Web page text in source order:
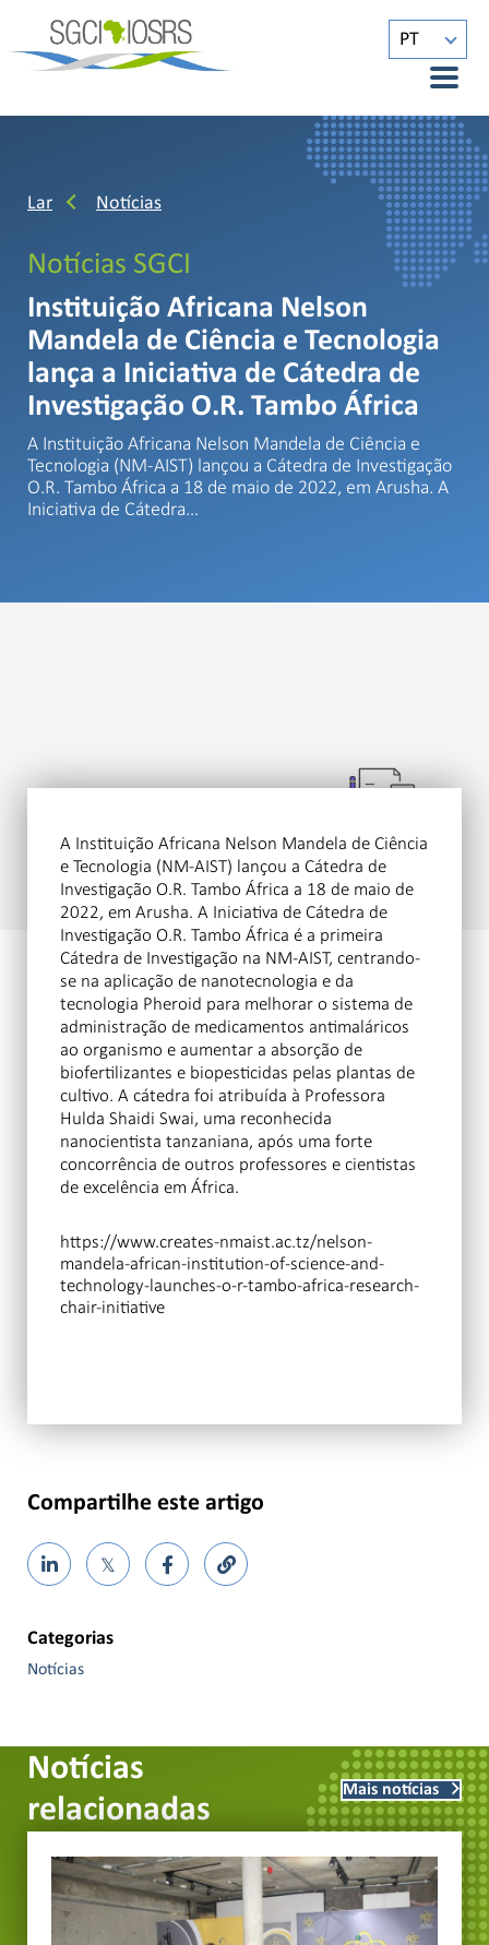
PT
Lar Notícias
Notícias SGCI
Instituição Africana Nelson
Mandela de Ciência e Tecnologia
lança a Iniciativa de Cátedra de
Investigação O.R. Tambo África
A Instituição Africana Nelson Mandela de Ciência e
Tecnologia (NM-AIST) lançou a Cátedra de Investigação
O.R. Tambo África a 18 de maio de 2022, em Arusha. A
Iniciativa de Cátedra…
A Instituição Africana Nelson Mandela de Ciência
e Tecnologia (NM-AIST) lançou a Cátedra de
Investigação O.R. Tambo África a 18 de maio de
2022, em Arusha. A Iniciativa de Cátedra de
Investigação O.R. Tambo África é a primeira
Cátedra de Investigação na NM-AIST, centrando-
se na aplicação de nanotecnologia e da
tecnologia Pheroid para melhorar o sistema de
administração de medicamentos antimaláricos
ao organismo e aumentar a absorção de
biofertilizantes e biopesticidas pelas plantas de
cultivo. A cátedra foi atribuída à Professora
Hulda Shaidi Swai, uma reconhecida
nanocientista tanzaniana, após uma forte
concorrência de outros professores e cientistas
de excelência em África.
https://www.creates-nmaist.ac.tz/nelson-
mandela-african-institution-of-science-and-
technology-launches-o-r-tambo-africa-research-
chair-initiative
Compartilhe este artigo
𝕏
Categorias
Notícias
Notícias
relacionadas
Mais notícias